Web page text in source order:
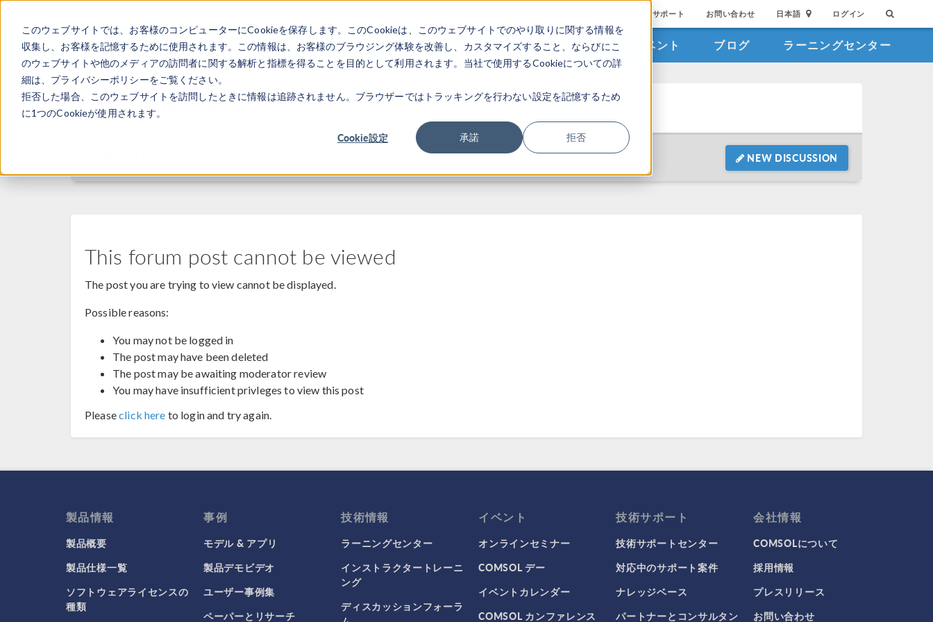
このウェブサイトでは、お客様のコンピューターにCookieを保存します。このCookieは、このウェブサイトでのやり取りに関する情報を
収集し、お客様を記憶するために使用されます。この情報は、お客様のブラウジング体験を改善し、カスタマイズすること、ならびにこ
のウェブサイトや他のメディアの訪問者に関する解析と指標を得ることを目的として利用されます。当社で使用するCookieについての詳
細は、プライバシーポリシーをご覧ください。
拒否した場合、このウェブサイトを訪問したときに情報は追跡されません。ブラウザーではトラッキングを行わない設定を記憶するため
に1つのCookieが使用されます。
Cookie設定 承諾 拒否
サポート お問い合わせ 日本語 ログイン
製品 業界 ビデオギャラリ イベント ブログ ラーニングセンター
Discussion Forum
NEW DISCUSSION
This forum post cannot be viewed
The post you are trying to view cannot be displayed.
Possible reasons:
You may not be logged in
The post may have been deleted
The post may be awaiting moderator review
You may have insufficient privleges to view this post
Pleaseclick here to login and try again.
製品情報
製品概要
製品仕様一覧
ソフトウェアライセンスの
種類
事例
モデル & アプリ
製品デモビデオ
ユーザー事例集
ペーパーとリサーチ
技術情報
ラーニングセンター
インストラクタートレーニ
ング
ディスカッションフォーラ
イベント
オンラインセミナー
COMSOL デー
イベントカレンダー
COMSOL カンファレンス
技術サポート
技術サポートセンター
対応中のサポート案件
ナレッジベース
パートナーとコンサルタン
会社情報
COMSOLについて
採用情報
プレスリリース
お問い合わせ